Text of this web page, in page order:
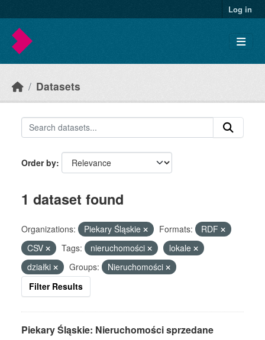
Log in
Datasets
Order by
1 dataset found
Organizations: Piekary Śląskie Formats:
RDF
CSV
Tags: nieruchomości
lokale
działki
Groups:
Nieruchomości
Filter Results
Piekary Śląskie: Nieruchomości sprzedane